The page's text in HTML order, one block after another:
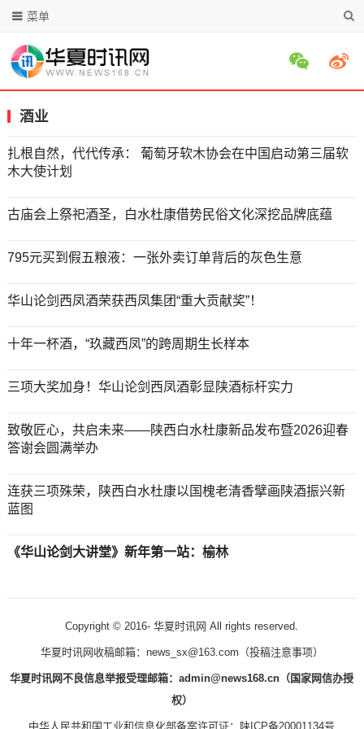
菜单
酒业
扎根自然，代代传承： 葡萄牙软木协会在中国启动第三届软
木大使计划
古庙会上祭祀酒圣，白水杜康借势民俗文化深挖品牌底蕴
795元买到假五粮液：一张外卖订单背后的灰色生意
华山论剑西凤酒荣获西凤集团“重大贡献奖”！
十年一杯酒，“玖藏西凤”的跨周期生长样本
三项大奖加身！华山论剑西凤酒彰显陕酒标杆实力
致敬匠心，共启未来——陕西白水杜康新品发布暨2026迎春
答谢会圆满举办
连获三项殊荣，陕西白水杜康以国槐老清香擘画陕酒振兴新
蓝图
《华山论剑大讲堂》新年第一站：榆林
Copyright © 2016- 华夏时讯网 All rights reserved.
华夏时讯网收稿邮箱：news_sx@163.com（投稿注意事项）
华夏时讯网不良信息举报受理邮箱：admin@news168.cn（国家网信办授
权）
中华人民共和国工业和信息化部备案许可证： 陕ICP备20001134号